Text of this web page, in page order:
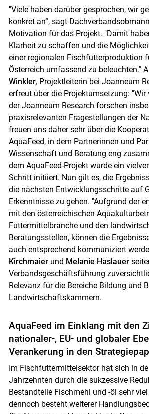
"Viele haben darüber gesprochen, wir
konkret an“, sagt Dachverbandsobmann
Motivation für das Projekt. "Damit
Klarheit zu schaffen und die
einer regionalen Fischfutterproduktion
Österreich umfassend zu beleuchten."
Winkler, Projektleiterin bei Joanneum
erfreut über die Projektumsetzung:
der Joanneum Research forschen
praxisrelevanten Fragestellungen der
freuen uns daher sehr über die
AquaFeed, in dem Partnerinnen und
Wissenschaft und Beratung eng
dem AquaFeed-Projekt wurde ein
Schritt initiiert. Nun gilt es, die
die nächsten Entwicklungsschritte auf
Erkenntnisse zu gehen. "Aufgrund der
mit den österreichischen
Futtermittelbranche und den
Beratungsstellen, können die
auch entsprechend kommuniziert
Kirchmaierund Melanie Haslauer
Verbandsgeschäftsführung
Relevanz für die Bereiche Bildung und
Landwirtschaftskammern.
AquaFeed im Einklang mit den
nationaler-, EU- und globaler
Verankerung in den
Im Fischfuttermittelsektor hat sich in
Jahrzehnten durch die sukzessive
Bestandteile Fischmehl und -öl sehr
dennoch besteht weiterer